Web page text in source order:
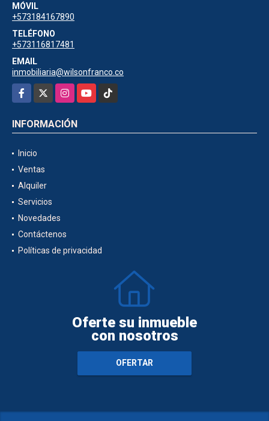
MÓVIL
+573184167890
TELÉFONO
+573116817481
EMAIL
inmobiliaria@wilsonfranco.co
Facebook
InstagramYouTubeTikTok
INFORMACIÓN
Inicio
Ventas
Alquiler
Servicios
Novedades
Contáctenos
Políticas de privacidad
Oferte su inmueble
con nosotros
OFERTAR